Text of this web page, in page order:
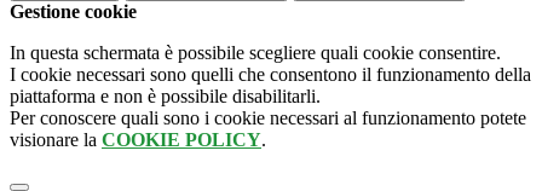
Gestione cookie
In questa schermata è possibile scegliere quali cookie consentire.
I cookie necessari sono quelli che consentono il funzionamento della
piattaforma e non è possibile disabilitarli.
Per conoscere quali sono i cookie necessari al funzionamento potete
visionare la COOKIE POLICY.